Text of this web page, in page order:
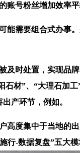
账号粉丝增加效率
需要组合式办事。
时处置，实现品牌
石材”、“大理石加
产环节，例如。
度集中于当地的出
行-数据复盘”五大